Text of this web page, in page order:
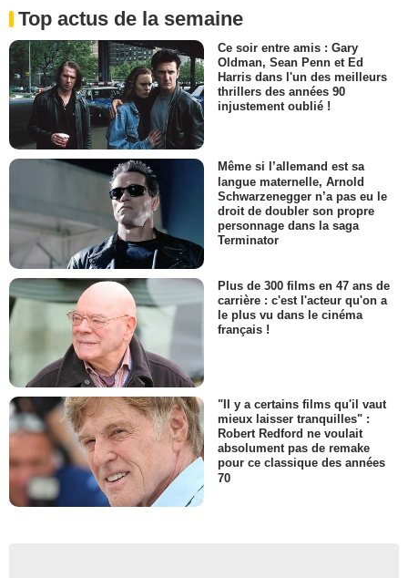
Top actus de la semaine
Ce soir entre amis : Gary
Oldman, Sean Penn et Ed
Harris dans l'un des meilleurs
thrillers des années 90
injustement oublié !
Même si l’allemand est sa
langue maternelle, Arnold
Schwarzenegger n’a pas eu le
droit de doubler son propre
personnage dans la saga
Terminator
Plus de 300 films en 47 ans de
carrière : c'est l'acteur qu'on a
le plus vu dans le cinéma
français !
"Il y a certains films qu'il vaut
mieux laisser tranquilles" :
Robert Redford ne voulait
absolument pas de remake
pour ce classique des années
70